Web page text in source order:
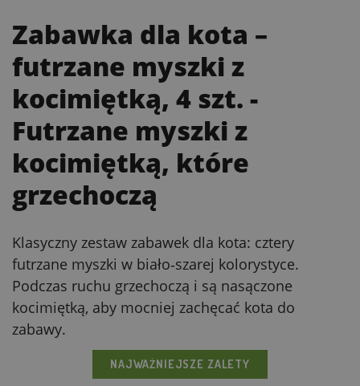
Zabawka dla kota –
futrzane myszki z
kocimiętką, 4 szt. -
Futrzane myszki z
kocimiętką, które
grzechoczą
Klasyczny zestaw zabawek dla kota: cztery
futrzane myszki w biało‑szarej kolorystyce.
Podczas ruchu grzechoczą i są nasączone
kocimiętką, aby mocniej zachęcać kota do
zabawy.
NAJWAŻNIEJSZE ZALETY